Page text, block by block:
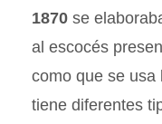
1870 se
al escocés
como que se usa
tiene diferentes